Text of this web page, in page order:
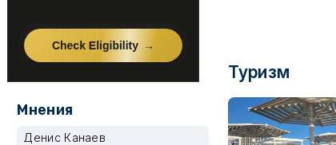
Туризм
Мнения
Денис Канаев